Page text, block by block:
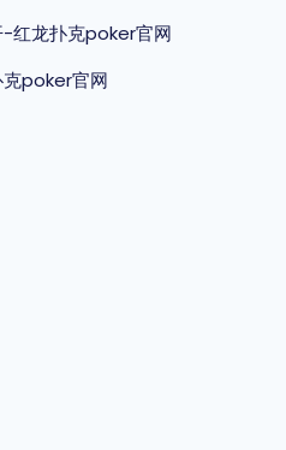
-红龙扑克poker官网
poker官网